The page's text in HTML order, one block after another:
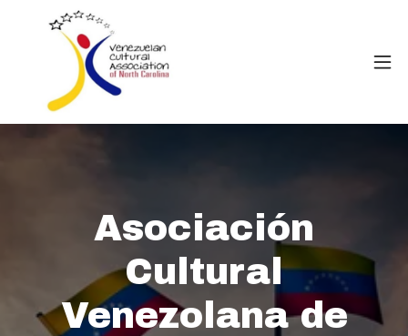
Asociación
Cultural
Venezolana de